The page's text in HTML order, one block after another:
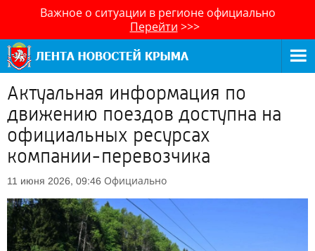
Важное о ситуации в регионе официально
Перейти >>>
Актуальная информация по
движению поездов доступна на
официальных ресурсах
компании-перевозчика
11 июня 2026, 09:46 Официально